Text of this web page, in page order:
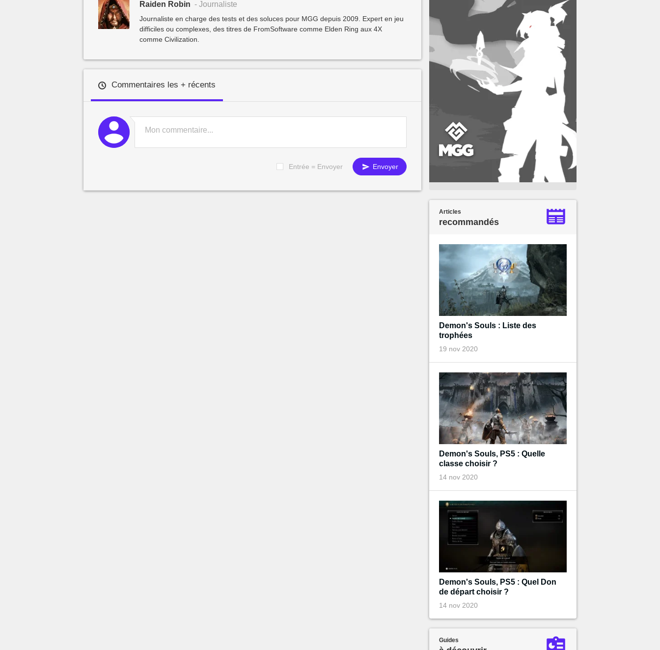
Raiden Robin - Journaliste
Journaliste en charge des tests et des soluces pour MGG depuis 2009. Expert en jeu
difficiles ou complexes, des titres de FromSoftware comme Elden Ring aux 4X
comme Civilization.
Commentaires les + récents
Entrée = Envoyer Envoyer
Articles
recommandés
Demon's Souls : Liste des
trophées
19 nov 2020
Demon's Souls, PS5 : Quelle
classe choisir ?
14 nov 2020
Demon's Souls, PS5 : Quel Don
de départ choisir ?
14 nov 2020
Guides